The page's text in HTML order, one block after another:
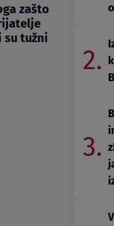
zašto
su tužni
2.
3.